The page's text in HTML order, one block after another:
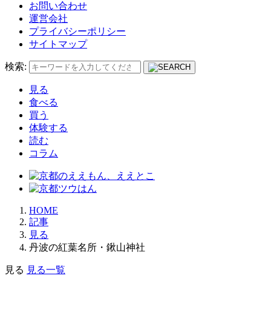
お問い合わせ
運営会社
プライバシーポリシー
サイトマップ
検索:
見る
食べる
買う
体験する
読む
コラム
HOME
記事
見る
丹波の紅葉名所・鍬山神社
見る 見る一覧